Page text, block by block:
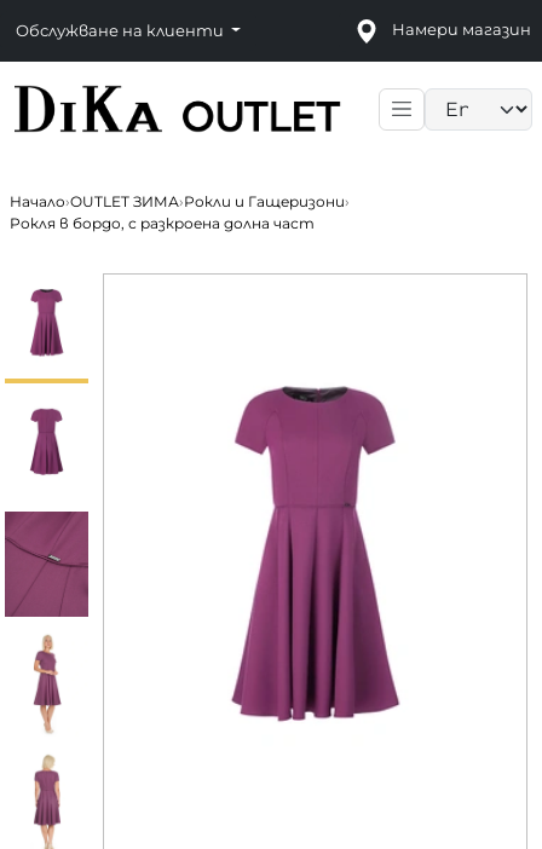
Обслужване на клиенти Намери магазин
Начало›OUTLET ЗИМА›Рокли и Гащеризони›
Рокля в бордо, с разкроена долна част